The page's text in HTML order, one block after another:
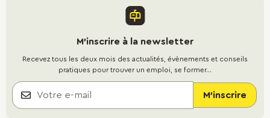
M'inscrire à la newsletter
Recevez tous les deux mois des actualités, évènements et conseils
pratiques pour trouver un emploi, se former...